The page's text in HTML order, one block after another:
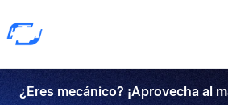
¿Eres mecánico? ¡Aprovecha al